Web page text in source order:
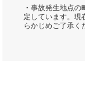
・事故発生地点
定しています。現
らかじめご了承く